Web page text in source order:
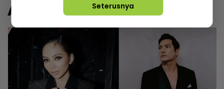
Artikel Lain Seterusnya